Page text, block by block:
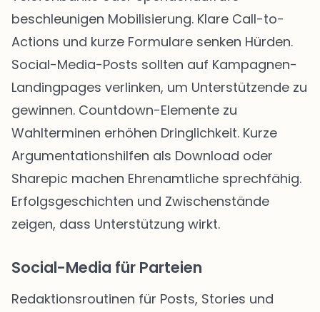
beschleunigen Mobilisierung. Klare Call-to-
Actions und kurze Formulare senken Hürden.
Social-Media-Posts sollten auf Kampagnen-
Landingpages verlinken, um Unterstützende zu
gewinnen. Countdown-Elemente zu
Wahlterminen erhöhen Dringlichkeit. Kurze
Argumentationshilfen als Download oder
Sharepic machen Ehrenamtliche sprechfähig.
Erfolgsgeschichten und Zwischenstände
zeigen, dass Unterstützung wirkt.
Social-Media für Parteien
Redaktionsroutinen für Posts, Stories und